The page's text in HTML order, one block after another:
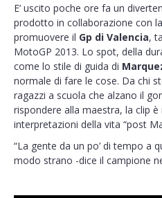
E’ uscito poche ore fa un
prodotto in collaborazione con la
promuovere il Gp di Valencia,
MotoGP 2013. Lo spot, della
come lo stile di guida di
normale di fare le cose. Da chi
ragazzi a scuola che alzano il
rispondere alla maestra, la clip è
interpretazioni della vita “post
“La gente da un po’ di tempo a
modo strano -dice il campione